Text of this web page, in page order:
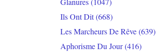
Ils Ont Dit(668)
Les Marcheurs De Rêve(639)
Aphorisme Du Jour(416)